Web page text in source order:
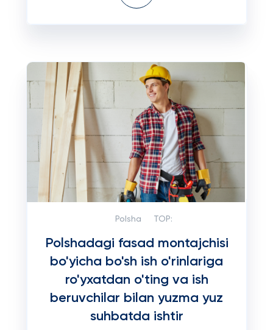
Polsha TOP:
Polshadagi fasad montajchisi
bo'yicha bo'sh ish o'rinlariga
ro'yxatdan o'ting va ish
beruvchilar bilan yuzma yuz
suhbatda ishtir